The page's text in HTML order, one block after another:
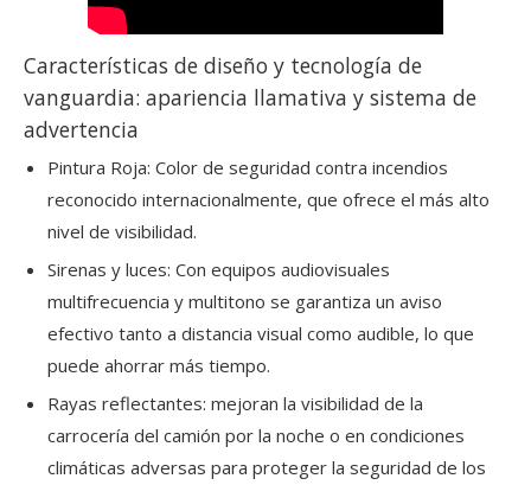
Características de diseño y tecnología de
vanguardia: apariencia llamativa y sistema de
advertencia
Pintura Roja: Color de seguridad contra incendios
reconocido internacionalmente, que ofrece el más alto
nivel de visibilidad.
Sirenas y luces: Con equipos audiovisuales
multifrecuencia y multitono se garantiza un aviso
efectivo tanto a distancia visual como audible, lo que
puede ahorrar más tiempo.
Rayas reflectantes: mejoran la visibilidad de la
carrocería del camión por la noche o en condiciones
climáticas adversas para proteger la seguridad de los